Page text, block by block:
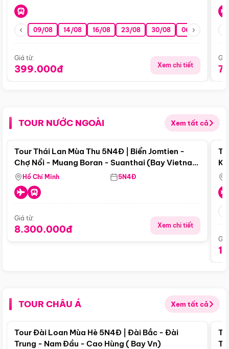
09/08 14/08 16/08 23/08 30/08 06/09 13/09
Giá từ:
399.000đ Xem chi tiết
TOUR NƯỚC NGOÀI Xem tất cả
Điểm nổi bật
Tour Thái Lan Mùa Thu 5N4Đ | Biển Jomtien -
Chợ Nổi - Muang Boran - Suanthai (Bay Vietnam
Airlines)
Hồ Chí Minh 5N4Đ
Giá từ:
8.300.000đ Xem chi tiết
TOUR CHÂU Á Xem tất cả
Điểm nổi bật
Tour Đài Loan Mùa Hè 5N4Đ | Đài Bắc - Đài
Trung - Nam Đầu - Cao Hùng ( Bay Vn)